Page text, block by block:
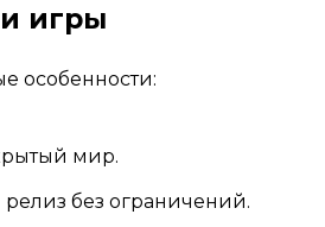
игры
особенности:
мир.
без ограничений.